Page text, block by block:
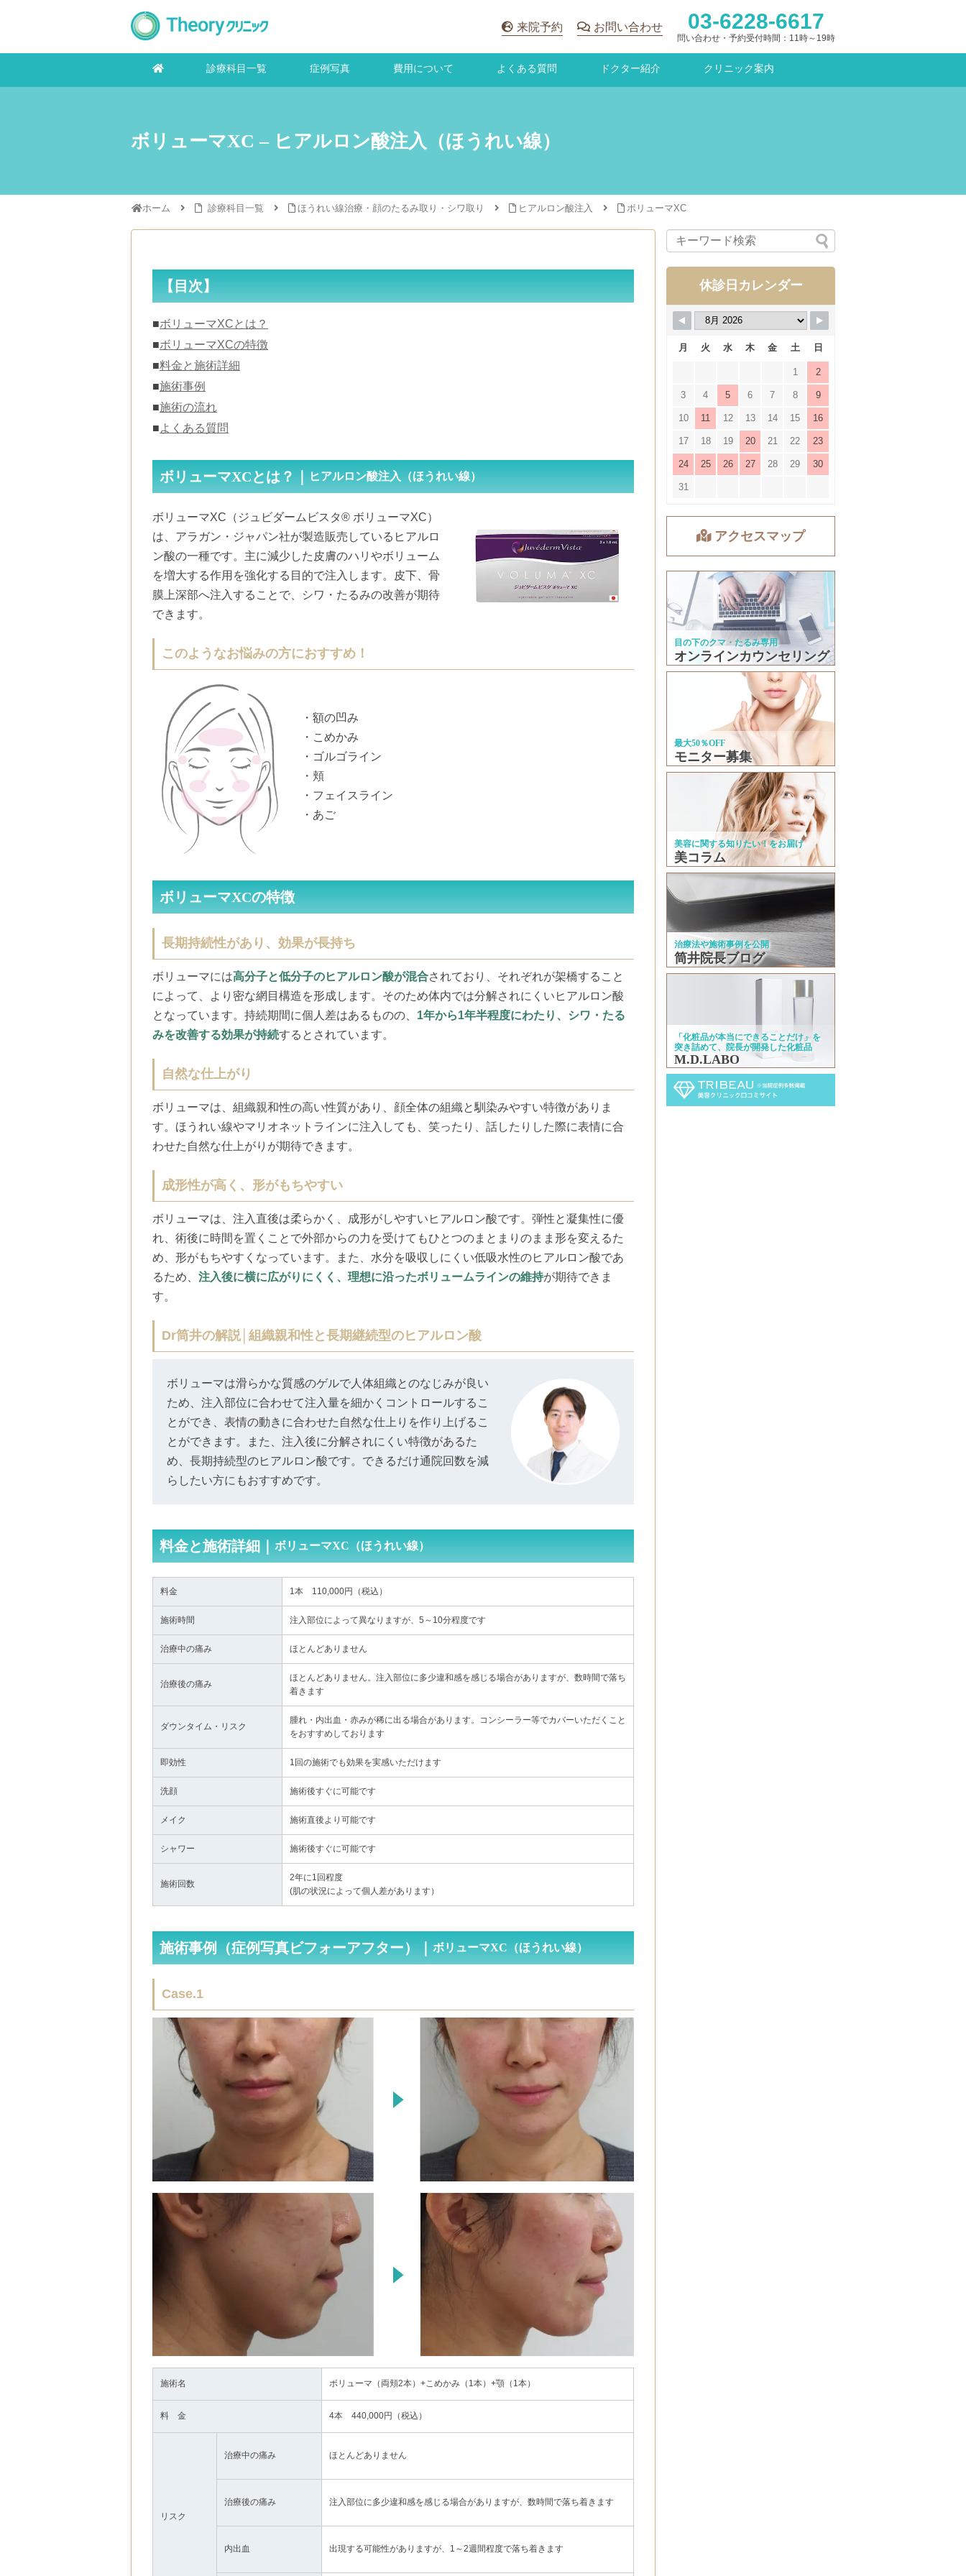
来院予約 お問い合わせ 03-6228-6617
問い合わせ・予約受付時間：11時～19時
診療科目一覧 症例写真 費用について よくある質問 ドクター紹介 クリニック案内
ボリューマXC – ヒアルロン酸注入（ほうれい線）
ホーム 診療科目一覧 ほうれい線治療・顔のたるみ取り・シワ取り ヒアルロン酸注入 ボリューマXC
【目次】
■ボリューマXCとは？
■ボリューマXCの特徴
■料金と施術詳細
■施術事例
■施術の流れ
■よくある質問
ボリューマXCとは？｜ ヒアルロン酸注入（ほうれい線）
ボリューマXC（ジュビダームビスタ® ボリューマXC）
は、アラガン・ジャパン社が製造販売しているヒアルロ
ン酸の一種です。主に減少した皮膚のハリやボリューム
を増大する作用を強化する目的で注入します。皮下、骨
膜上深部へ注入することで、シワ・たるみの改善が期待
できます。
このようなお悩みの方におすすめ！
・額の凹み
・こめかみ
・ゴルゴライン
・頬
・フェイスライン
・あご
ボリューマXCの特徴
長期持続性があり、効果が長持ち
ボリューマには高分子と低分子のヒアルロン酸が混合されており、それぞれが架橋すること
によって、より密な網目構造を形成します。そのため体内では分解されにくいヒアルロン酸
となっています。持続期間に個人差はあるものの、 1年から1年半程度にわたり、シワ・たる
みを改善する効果が持続するとされています。
自然な仕上がり
ボリューマは、組織親和性の高い性質があり、顔全体の組織と馴染みやすい特徴がありま
す。ほうれい線やマリオネットラインに注入しても、笑ったり、話したりした際に表情に合
わせた自然な仕上がりが期待できます。
成形性が高く、形がもちやすい
ボリューマは、注入直後は柔らかく、成形がしやすいヒアルロン酸です。弾性と凝集性に優
れ、術後に時間を置くことで外部からの力を受けてもひとつのまとまりのまま形を変えるた
め、形がもちやすくなっています。また、水分を吸収しにくい低吸水性のヒアルロン酸であ
るため、 注入後に横に広がりにくく、理想に沿ったボリュームラインの維持が期待できま
す。
Dr筒井の解説│組織親和性と長期継続型のヒアルロン酸
ボリューマは滑らかな質感のゲルで人体組織とのなじみが良い
ため、注入部位に合わせて注入量を細かくコントロールするこ
とができ、表情の動きに合わせた自然な仕上りを作り上げるこ
とができます。また、注入後に分解されにくい特徴があるた
め、長期持続型のヒアルロン酸です。できるだけ通院回数を減
らしたい方にもおすすめです。
料金と施術詳細｜ ボリューマXC（ほうれい線）
料金 1本 110,000円（税込）
施術時間 注入部位によって異なりますが、5～10分程度です
治療中の痛み ほとんどありません
治療後の痛み
ほとんどありません。注入部位に多少違和感を感じる場合がありますが、数時間で落ち
着きます
ダウンタイム・リスク
腫れ・内出血・赤みが稀に出る場合があります。コンシーラー等でカバーいただくこと
をおすすめしております
即効性 1回の施術でも効果を実感いただけます
洗顔 施術後すぐに可能です
メイク 施術直後より可能です
シャワー 施術後すぐに可能です
施術回数
2年に1回程度
(肌の状況によって個人差があります）
施術事例（症例写真ビフォーアフター）｜ ボリューマXC（ほうれい線）
Case.1
施術名 ボリューマ（両頬2本）+こめかみ（1本）+顎（1本）
料 金 4本 440,000円（税込）
リスク
治療中の痛み ほとんどありません
治療後の痛み 注入部位に多少違和感を感じる場合がありますが、数時間で落ち着きます
内出血 出現する可能性がありますが、1～2週間程度で落ち着きます
休診日カレンダー
月 火 水 木 金 土 日
1 2
3 4 5 6 7 8 9
10 11 12 13 14 15 16
17 18 19 20 21 22 23
24 25 26 27 28 29 30
31
アクセスマップ
目の下のクマ・たるみ専用
オンラインカウンセリング
最大50％OFF
モニター募集
美容に関する知りたい！をお届け
美コラム
治療法や施術事例を公開
筒井院長ブログ
「化粧品が本当にできることだけ」を
突き詰めて、院長が開発した化粧品
M.D.LABO